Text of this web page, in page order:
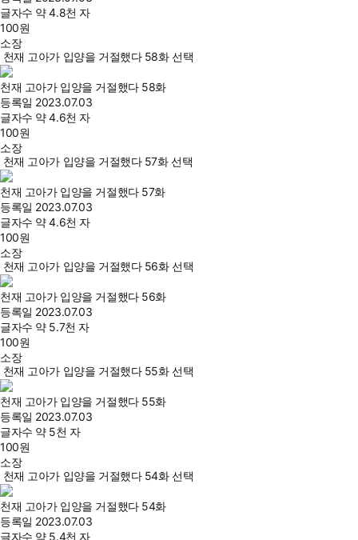
글자수 약 4.8천 자
100원
소장
천재 고아가 입양을 거절했다 58화 선택
천재 고아가 입양을 거절했다 58화
등록일 2023.07.03
글자수 약 4.6천 자
100원
소장
천재 고아가 입양을 거절했다 57화 선택
천재 고아가 입양을 거절했다 57화
등록일 2023.07.03
글자수 약 4.6천 자
100원
소장
천재 고아가 입양을 거절했다 56화 선택
천재 고아가 입양을 거절했다 56화
등록일 2023.07.03
글자수 약 5.7천 자
100원
소장
천재 고아가 입양을 거절했다 55화 선택
천재 고아가 입양을 거절했다 55화
등록일 2023.07.03
글자수 약 5천 자
100원
소장
천재 고아가 입양을 거절했다 54화 선택
천재 고아가 입양을 거절했다 54화
등록일 2023.07.03
글자수 약 5.4천 자